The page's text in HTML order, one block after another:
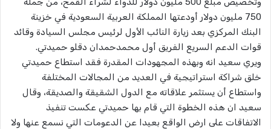
750 مليون دولار أودعتها المملكة العربية السعودية في خزينة
البنك المركزي بعد زيارة النائب الأول لرئيس مجلس السيادة وقائد
قوات الدعم السريع الفريق أول محمدحمدان دقلو حميدتي.
ويري سعيد انه وبهذه المجهودات المقدرة فقد استطاع حميدتي
خلق شراكة استراتيجية في العديد من المجالات المختلفة
واستطاع أن يستثمر علاقاته مع الدول الشقيقة والصديقة، وقال
سعيد ان هذه الخطوة التي قام بها حميدتي عكست تنفيذ
الاتفاقات على ارض الواقع بعيدا عن الدعومات التي نسمع عنها ولا